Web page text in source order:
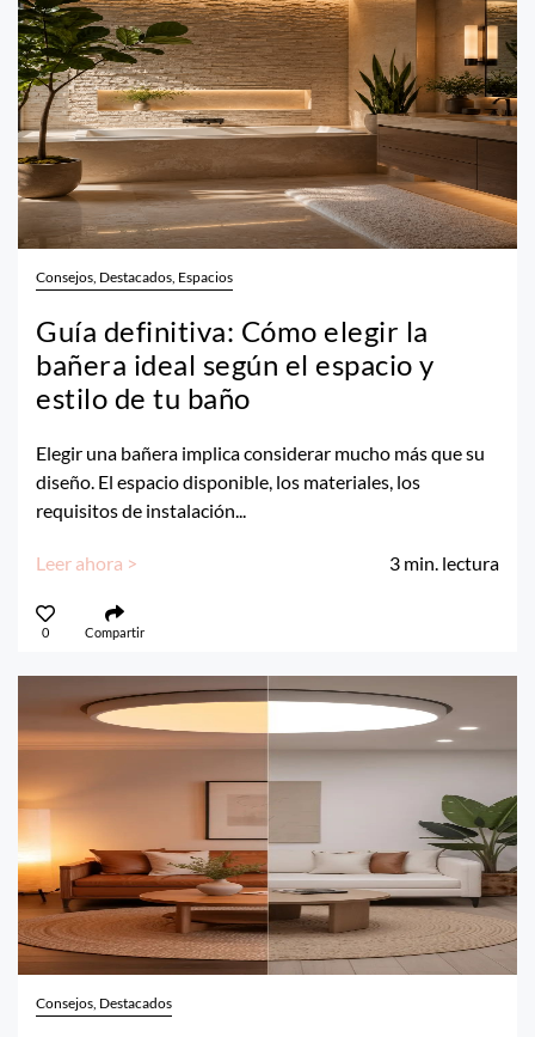
Consejos, Destacados, Espacios
Guía definitiva: Cómo elegir la
bañera ideal según el espacio y
estilo de tu baño
Elegir una bañera implica considerar mucho más que su
diseño. El espacio disponible, los materiales, los
requisitos de instalación...
Leer ahora > 3 min. lectura
0 Compartir
Consejos, Destacados